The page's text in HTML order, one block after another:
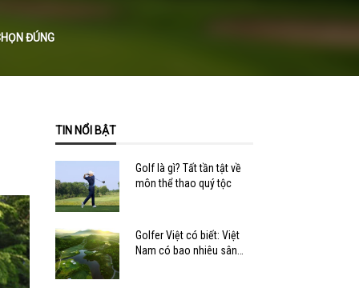
ĐÚNG
TIN NỔI BẬT
Golf là gì? Tất tần tật về
môn thể thao quý tộc
Golfer Việt có biết: Việt
Nam có bao nhiêu sân